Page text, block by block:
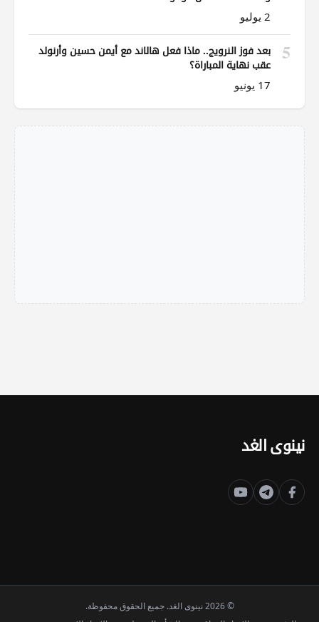
2 يوليو
5
بعد فوز النرويج.. ماذا فعل هالاند مع أيمن حسين وأرنولد
عقب نهاية المباراة؟
17 يونيو
نينوى الغد
© 2026 نينوى الغد. جميع الحقوق محفوظة.